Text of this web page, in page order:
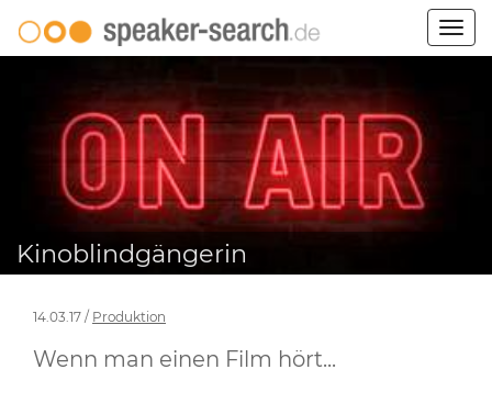
Kinoblindgängerin
14.03.17 / Produktion
Wenn man einen Film hört...